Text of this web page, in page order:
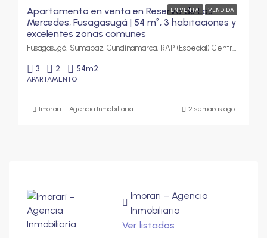
EN VENTA VENDIDA
Apartamento en venta en Reserva de Las
Mercedes, Fusagasugá | 54 m², 3 habitaciones y
excelentes zonas comunes
Fusagasugá, Sumapaz, Cundinamarca, RAP (Especial) Central, Colombia
3 2 54m2
APARTAMENTO
Imorari – Agencia Inmobiliaria 2 semanas ago
Imorari – Agencia
Inmobiliaria
Ver listados